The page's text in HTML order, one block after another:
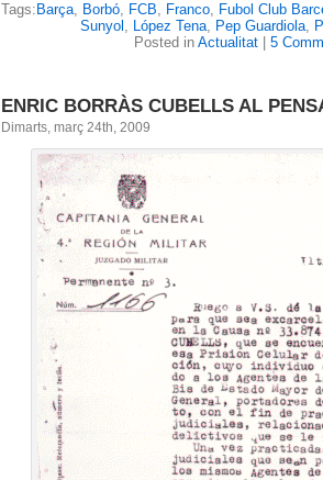
Tags: Barça, Borbó, FCB, Franco, Fubol Club
Sunyol , López Tena, Pep Guardiola,
Posted in Actualitat| 5
ENRIC BORRÀS CUBELLS AL
Dimarts, març 24th, 2009